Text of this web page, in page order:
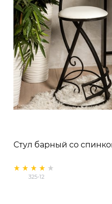
Стул барный со
325-12